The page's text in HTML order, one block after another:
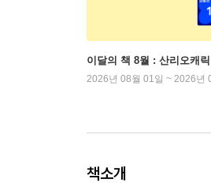
이달의 책 8월 : 산리오캐
2026년 08월 01일 ~ 2026년
책소개